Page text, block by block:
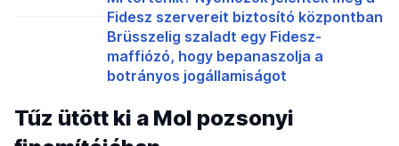
Fidesz szervereit biztosító központban
Brüsszelig szaladt egy Fidesz-
maffiózó, hogy bepanaszolja a
botrányos jogállamiságot
Tűz ütött ki a Mol pozsonyi